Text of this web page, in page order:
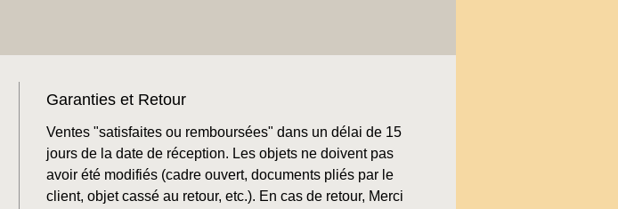
Garanties et Retour
Ventes "satisfaites ou remboursées" dans un délai de 15
jours de la date de réception. Les objets ne doivent pas
avoir été modifiés (cadre ouvert, documents pliés par le
client, objet cassé au retour, etc.). En cas de retour, Merci